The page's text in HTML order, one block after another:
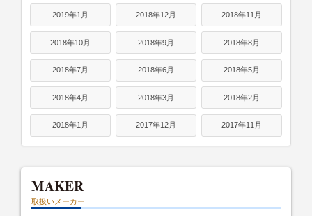
2019年1月 2018年12月 2018年11月
2018年10月 2018年9月 2018年8月
2018年7月 2018年6月 2018年5月
2018年4月 2018年3月 2018年2月
2018年1月 2017年12月 2017年11月
MAKER
取扱いメーカー